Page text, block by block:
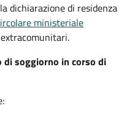
dichiarazione di residenza
ministeriale
soggiorno in corso di